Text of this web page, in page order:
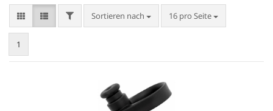
FILTERSortieren nach
Sortieren nach 16 pro Seite
pro Seite
1